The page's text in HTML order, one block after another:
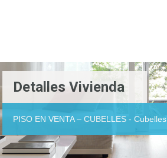
Detalles Vivienda
PISO EN VENTA – CUBELLES - Cubelles